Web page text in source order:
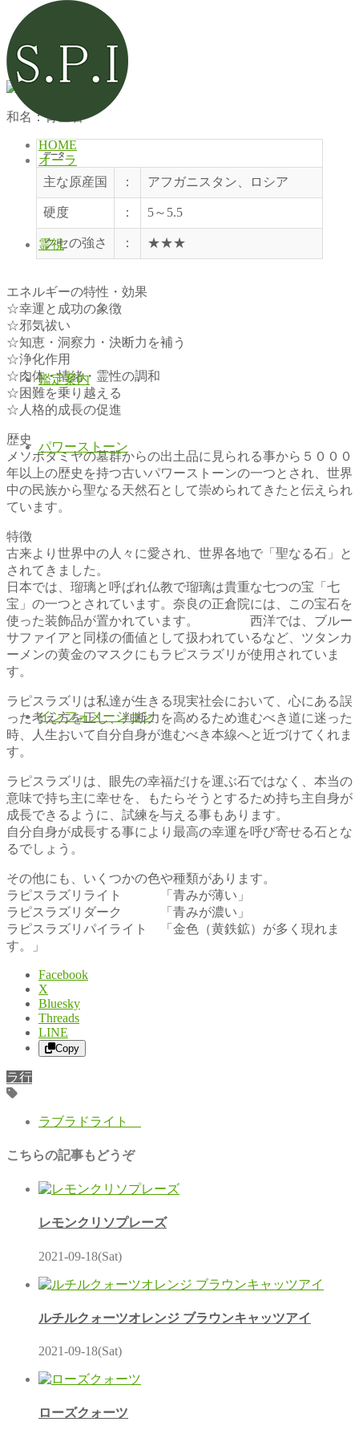
HOME
オーラ
霊視
鑑定案内
パワーストーン
インフォメーション
ラピスラズリ
和名：青金石
データ
主な原産国 ： アフガニスタン、ロシア
硬度 ： 5～5.5
クセの強さ ： ★★★
エネルギーの特性・効果
☆幸運と成功の象徴
☆邪気祓い
☆知恵・洞察力・決断力を補う
☆浄化作用
☆肉体・情緒・霊性の調和
☆困難を乗り越える
☆人格的成長の促進
歴史
メソポタミヤの墓群からの出土品に見られる事から５０００
年以上の歴史を持つ古いパワーストーンの一つとされ、世界
中の民族から聖なる天然石として崇められてきたと伝えられ
ています。
特徴
古来より世界中の人々に愛され、世界各地で「聖なる石」と
されてきました。
日本では、瑠璃と呼ばれ仏教で瑠璃は貴重な七つの宝「七
宝」の一つとされています。奈良の正倉院には、この宝石を
使った装飾品が置かれています。 西洋では、ブルー
サファイアと同様の価値として扱われているなど、ツタンカ
ーメンの黄金のマスクにもラピスラズリが使用されていま
す。
ラピスラズリは私達が生きる現実社会において、心にある誤
った考え方を正し、判断力を高めるため進むべき道に迷った
時、人生おいて自分自身が進むべき本線へと近づけてくれま
す。
ラピスラズリは、眼先の幸福だけを運ぶ石ではなく、本当の
意味で持ち主に幸せを、もたらそうとするため持ち主自身が
成長できるように、試練を与える事もあります。
自分自身が成長する事により最高の幸運を呼び寄せる石とな
るでしょう。
その他にも、いくつかの色や種類があります。
ラピスラズリライト 「青みが薄い」
ラピスラズリダーク 「青みが濃い」
ラピスラズリパイライト 「金色（黄鉄鉱）が多く現れま
す。」
Facebook
X
Bluesky
Threads
LINE
Copy
ラ行
ラブラドライト
こちらの記事もどうぞ
レモンクリソプレーズ
2021-09-18(Sat)
ルチルクォーツオレンジ ブラウンキャッツアイ
2021-09-18(Sat)
ローズクォーツ